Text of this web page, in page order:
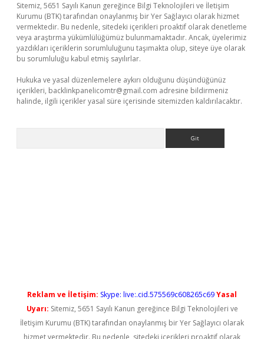
Sitemiz, 5651 Sayılı Kanun gereğince Bilgi Teknolojileri ve İletişim
Kurumu (BTK) tarafından onaylanmış bir Yer Sağlayıcı olarak hizmet
vermektedir. Bu nedenle, sitedeki içerikleri proaktif olarak denetleme
veya araştırma yükümlülüğümüz bulunmamaktadır. Ancak, üyelerimiz
yazdıkları içeriklerin sorumluluğunu taşımakta olup, siteye üye olarak
bu sorumluluğu kabul etmiş sayılırlar.
Hukuka ve yasal düzenlemelere aykırı olduğunu düşündüğünüz
içerikleri, backlinkpanelicomtr@gmail.com adresine bildirmeniz
halinde, ilgili içerikler yasal süre içerisinde sitemizden kaldırılacaktır.
Reklam ve İletişim: Skype: live:.cid.575569c608265c69Yasal
Uyarı: Sitemiz, 5651 Sayılı Kanun gereğince Bilgi Teknolojileri ve
İletişim Kurumu (BTK) tarafından onaylanmış bir Yer Sağlayıcı olarak
hizmet vermektedir. Bu nedenle, sitedeki içerikleri proaktif olarak